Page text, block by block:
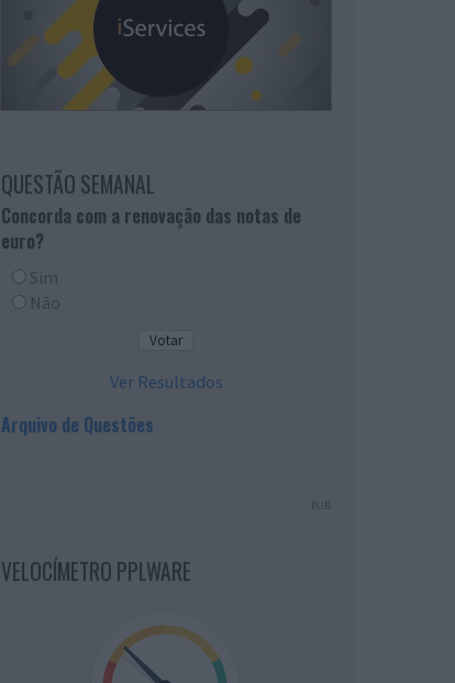
QUESTÃO SEMANAL
Concorda com a renovação das notas de
euro?
Sim
Não
Ver Resultados
Arquivo de Questões
PUB
VELOCÍMETRO PPLWARE